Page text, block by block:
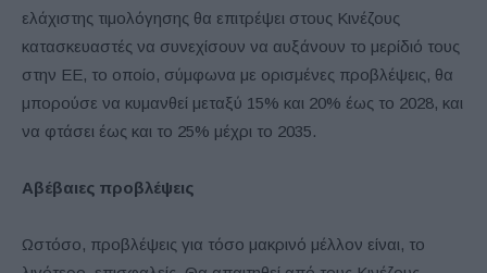
ελάχιστης τιμολόγησης θα επιτρέψει στους Κινέζους
κατασκευαστές να συνεχίσουν να αυξάνουν το μερίδιό τους
στην ΕΕ, το οποίο, σύμφωνα με ορισμένες προβλέψεις, θα
μπορούσε να κυμανθεί μεταξύ 15% και 20% έως το 2028, και
να φτάσει έως και το 25% μέχρι το 2035.
Αβέβαιες προβλέψεις
Ωστόσο, προβλέψεις για τόσο μακρινό μέλλον είναι, το